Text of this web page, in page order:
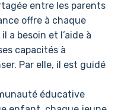
entre les parents
offre à chaque
a besoin et l’aide à
capacités à
Par elle, il est guidé
éducative